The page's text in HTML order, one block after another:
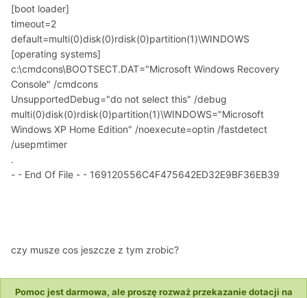
[boot loader]
timeout=2
default=multi(0)disk(0)rdisk(0)partition(1)\WINDOWS
[operating systems]
c:\cmdcons\BOOTSECT.DAT="Microsoft Windows Recovery
Console" /cmdcons
UnsupportedDebug="do not select this" /debug
multi(0)disk(0)rdisk(0)partition(1)\WINDOWS="Microsoft
Windows XP Home Edition" /noexecute=optin /fastdetect
/usepmtimer
.
- - End Of File - - 169120556C4F475642ED32E9BF36EB39
czy musze cos jeszcze z tym zrobic?
Pomoc jest darmowa, ale proszę rozważ przekazanie dotacji na